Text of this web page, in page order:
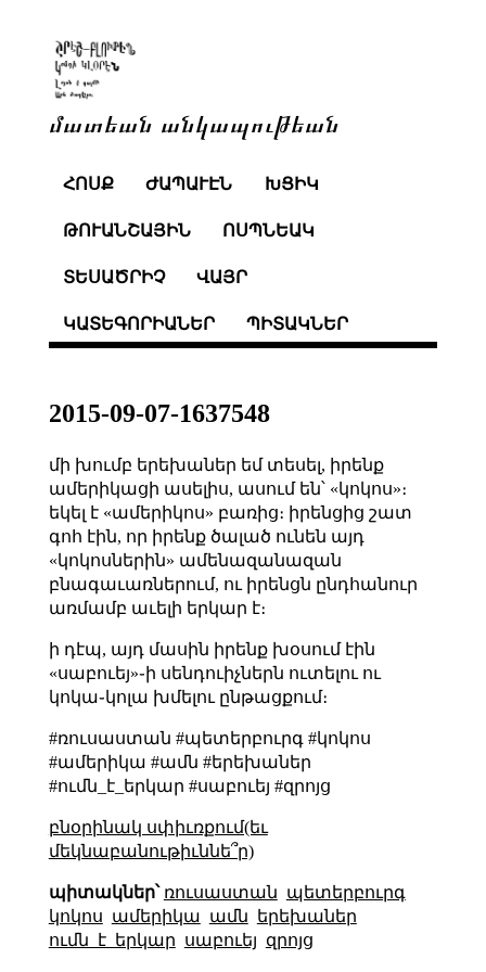
մատեան անկապութեան
ՀՈՍՔ ԺԱՊԱՒԷՆ ԽՑԻԿ
ԹՈՒԱՆՇԱՅԻՆ ՈՍՊՆԵԱԿ
ՏԵՍԱԾՐԻՉ ՎԱՅՐ
ԿԱՏԵԳՈՐԻԱՆԵՐ ՊԻՏԱԿՆԵՐ
2015-09-07-1637548
մի խումբ երեխաներ եմ տեսել, իրենք
ամերիկացի ասելիս, ասում են՝ «կոկոս»։
եկել է «ամերիկոս» բառից։ իրենցից շատ
գոհ էին, որ իրենք ծալած ունեն այդ
«կոկոսներին» ամենազանազան
բնագաւառներում, ու իրենցն ընդհանուր
առմամբ աւելի երկար է։
ի դէպ, այդ մասին իրենք խօսում էին
«սաբուեյ»֊ի սենդուիչներն ուտելու ու
կոկա֊կոլա խմելու ընթացքում։
#ռուսաստան #պետերբուրգ #կոկոս
#ամերիկա #ամն #երեխաներ
#ումն_է_երկար #սաբուեյ #զրոյց
բնօրինակ սփիւռքում(եւ
մեկնաբանութիւննե՞ր)
պիտակներ՝ ռուսաստան պետերբուրգ
կոկոս ամերիկա ամն երեխաներ
ումն_է_երկար սաբուեյ զրոյց